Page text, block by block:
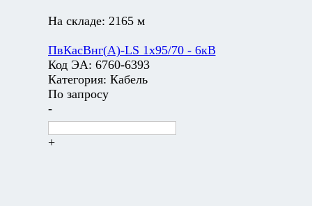
На складе: 2165 м
ПвКасВнг(А)-LS 1х95/70 - 6кВ
Код ЭА: 6760-6393
Категория: Кабель
По запросу
-
+